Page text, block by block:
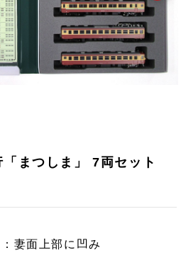
「まつしま」 7両セット
妻面上部に凹み